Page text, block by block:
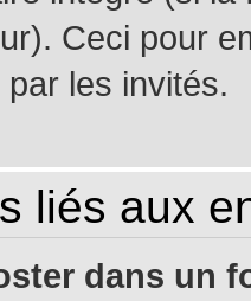
Ceci pour
les invités.
liés aux
dans un